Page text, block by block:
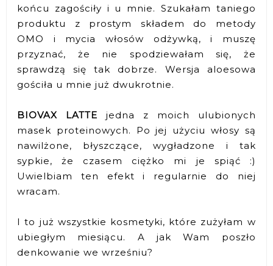
końcu zagościły i u mnie. Szukałam taniego
produktu z prostym składem do metody
OMO i mycia włosów odżywką, i muszę
przyznać, że nie spodziewałam się, że
sprawdzą się tak dobrze. Wersja aloesowa
gościła u mnie już dwukrotnie.
BIOVAX LATTE jedna z moich ulubionych
masek proteinowych. Po jej użyciu włosy są
nawilżone, błyszczące, wygładzone i tak
sypkie, że czasem ciężko mi je spiąć :)
Uwielbiam ten efekt i regularnie do niej
wracam.
I to już wszystkie kosmetyki, które zużyłam w
ubiegłym miesiącu. A jak Wam poszło
denkowanie we wrześniu?